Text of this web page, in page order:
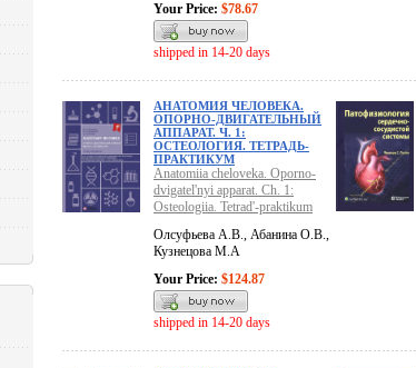
Your Price: $78.67
shipped in 14-20 days
АНАТОМИЯ ЧЕЛОВЕКА.
ОПОРНО-ДВИГАТЕЛЬНЫЙ
АППАРАТ. Ч. 1:
ОСТЕОЛОГИЯ. ТЕТРАДЬ-
ПРАКТИКУМ
Anatomiia cheloveka. Oporno-
dvigatel'nyi apparat. Ch. 1:
Osteologiia. Tetrad'-praktikum
Олсуфьева А.В., Абанина О.В.,
Кузнецова М.А
Your Price: $124.87
shipped in 14-20 days